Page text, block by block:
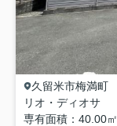
久留米市梅満町
リオ・ディオサ
専有面積
40.00㎡